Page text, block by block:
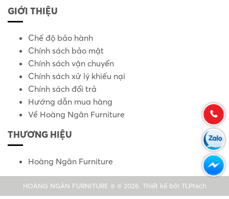
GIỚI THIỆU
Chế độ bảo hành
Chính sách bảo mật
Chính sách vận chuyển
Chính sách xử lý khiếu nại
Chính sách đổi trả
Hướng dẫn mua hàng
Về Hoàng Ngân Furniture
THƯƠNG HIỆU
Hoàng Ngân Furniture
HOÀNG NGÂN FURNITURE ® © 2026. Thiết kế bởi TLPtech